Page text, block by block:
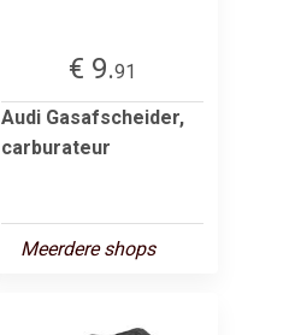
€ 9.91
Audi Gasafscheider,
carburateur
Meerdere shops